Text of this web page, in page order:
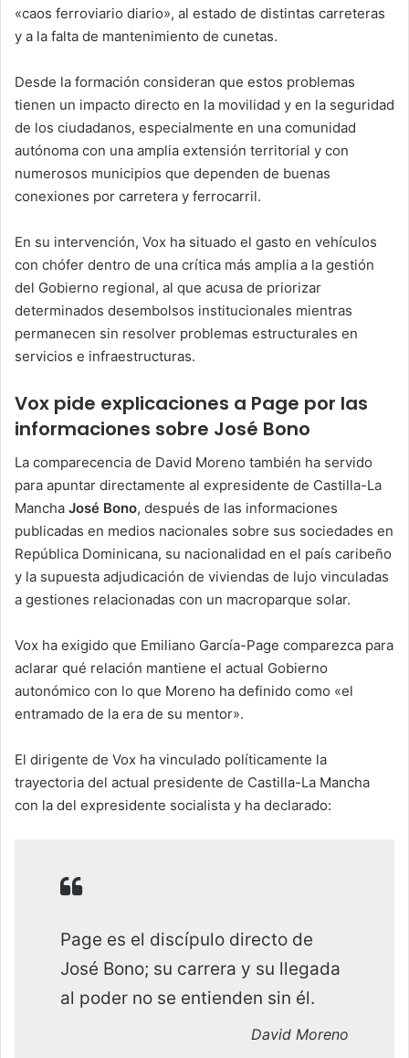
«caos ferroviario diario», al estado de distintas carreteras
y a la falta de mantenimiento de cunetas.
Desde la formación consideran que estos problemas
tienen un impacto directo en la movilidad y en la seguridad
de los ciudadanos, especialmente en una comunidad
autónoma con una amplia extensión territorial y con
numerosos municipios que dependen de buenas
conexiones por carretera y ferrocarril.
En su intervención, Vox ha situado el gasto en vehículos
con chófer dentro de una crítica más amplia a la gestión
del Gobierno regional, al que acusa de priorizar
determinados desembolsos institucionales mientras
permanecen sin resolver problemas estructurales en
servicios e infraestructuras.
Vox pide explicaciones a Page por las
informaciones sobre José Bono
La comparecencia de David Moreno también ha servido
para apuntar directamente al expresidente de Castilla-La
Mancha José Bono, después de las informaciones
publicadas en medios nacionales sobre sus sociedades en
República Dominicana, su nacionalidad en el país caribeño
y la supuesta adjudicación de viviendas de lujo vinculadas
a gestiones relacionadas con un macroparque solar.
Vox ha exigido que Emiliano García-Page comparezca para
aclarar qué relación mantiene el actual Gobierno
autonómico con lo que Moreno ha definido como «el
entramado de la era de su mentor».
El dirigente de Vox ha vinculado políticamente la
trayectoria del actual presidente de Castilla-La Mancha
con la del expresidente socialista y ha declarado:
Page es el discípulo directo de
José Bono; su carrera y su llegada
al poder no se entienden sin él.
David Moreno